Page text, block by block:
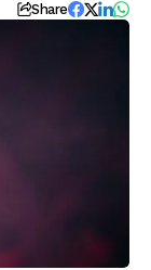
Share